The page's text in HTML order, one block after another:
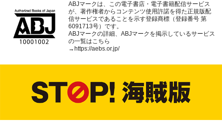
ABJマークは、この電子書店・電子書籍配信サービス
が、著作権者からコンテンツ使用許諾を得た正規版配
信サービスであることを示す登録商標（登録番号 第
6091713号）です。
ABJマークの詳細、ABJマークを掲示しているサービス
の一覧はこちら
→ https://aebs.or.jp/